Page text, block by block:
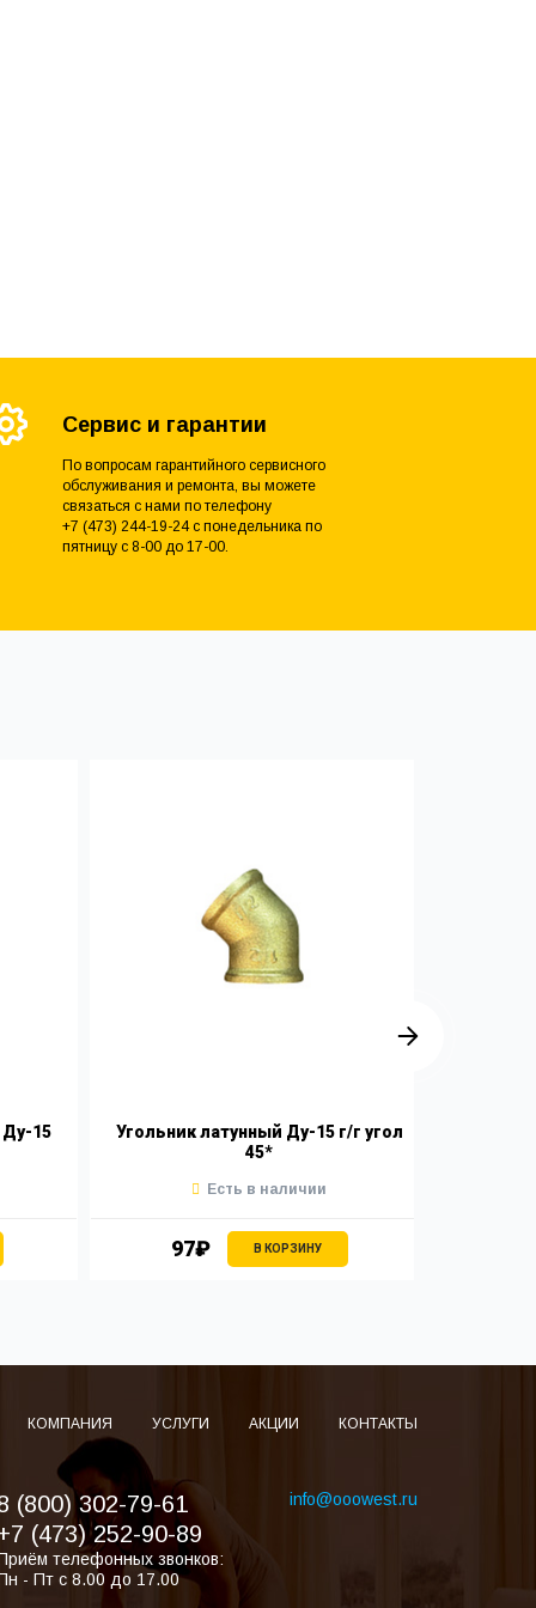
Сервис и гарантии
По вопросам гарантийного сервисного
обслуживания и ремонта, вы можете
связаться с нами по телефону
+7 (473) 244-19-24 с понедельника по
пятницу с 8-00 до 17-00.
15
Угольник латунный Ду-15 г/г угол
45*
97₽ В КОРЗИНУ
Есть в наличии
КОМПАНИЯ УСЛУГИ АКЦИИ КОНТАКТЫ
(800) 302-79-61
(473) 252-90-89
телефонных звонков:
- Пт с 8.00 до 17.00
info@ooowest.ru